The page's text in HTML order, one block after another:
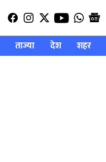
ताज्या देश शहर